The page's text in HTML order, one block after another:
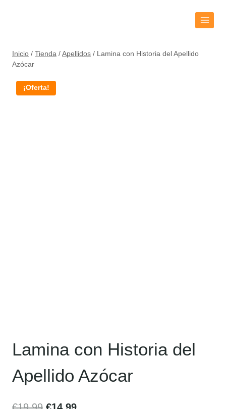
Inicio / Tienda / Apellidos / Lamina con Historia del Apellido
Azócar
¡Oferta!
Lamina con Historia del
Apellido Azócar
€19,99 €14,99